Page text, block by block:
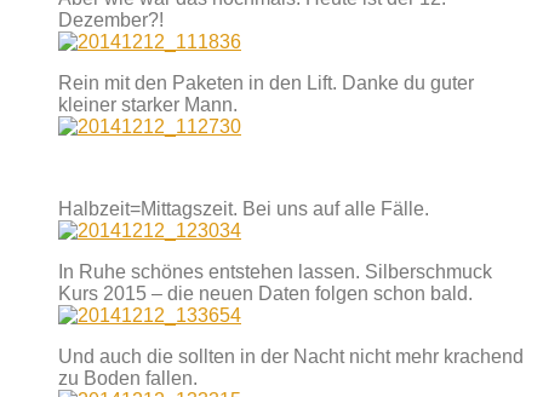
Dezember?!
Rein mit den Paketen in den Lift. Danke du guter
kleiner starker Mann.
Halbzeit=Mittagszeit. Bei uns auf alle Fälle.
In Ruhe schönes entstehen lassen. Silberschmuck
Kurs 2015 – die neuen Daten folgen schon bald.
Und auch die sollten in der Nacht nicht mehr krachend
zu Boden fallen.